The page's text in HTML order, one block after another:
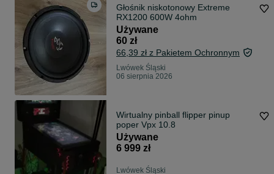
Głośnik niskotonowy Extreme
RX1200 600W 4ohm
Używane
60 zł
66,39 zł z Pakietem Ochronnym
Lwówek Śląski
06 sierpnia 2026
Wirtualny pinball flipper pinup
poper Vpx 10.8
Używane
6 999 zł
Lwówek Śląski